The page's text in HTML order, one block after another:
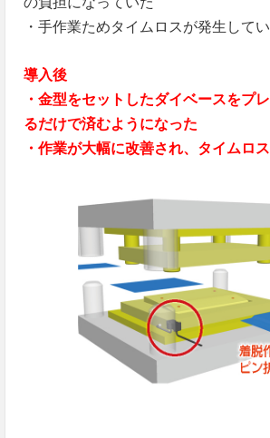
・手作業ためタイムロスが発生して
導入後
・金型をセットしたダイベースをプ
るだけで済むようになった
・作業が大幅に改善され、タイムロ